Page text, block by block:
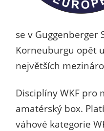
se v Guggenberger
Korneuburgu opět
největších
Disciplíny WKF pro
amatérský box.
váhové kategorie